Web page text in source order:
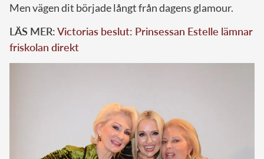
Men vägen dit började långt från dagens glamour.
LÄS MER:Victorias beslut: Prinsessan Estelle lämnar
friskolan direkt